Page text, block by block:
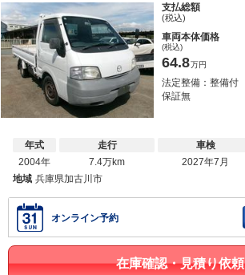
支払総額
(税込)
車両本体価格
(税込)
64.8万円
法定整備：整備付
保証無
年式
2004年
走行
7.4万km
車検
2027年7月
地域 兵庫県加古川市
オンライン予約
在庫確認・見積り依頼